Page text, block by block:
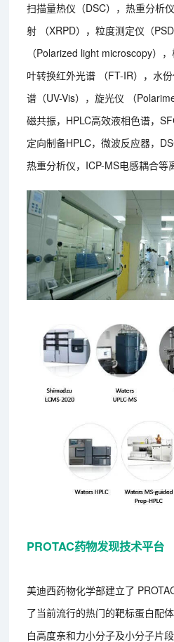
扫描量热仪（DSC），热重分析
射 （XRPD），粒度测定仪（
（Polarized light microscopy）
叶转换红外光谱 （FT-IR），水
谱（UV-Vis），旋光仪 （
磁共振，HPLC高效液相色谱，
定向制备HPLC，微波反应器，
热重分析仪，ICP-MS电感耦合等
PROTAC药物发现技术平台
美迪西药物化学部建立了
了当前流行的热门的靶标蛋白配
白高度亲和力小分子及小分子片